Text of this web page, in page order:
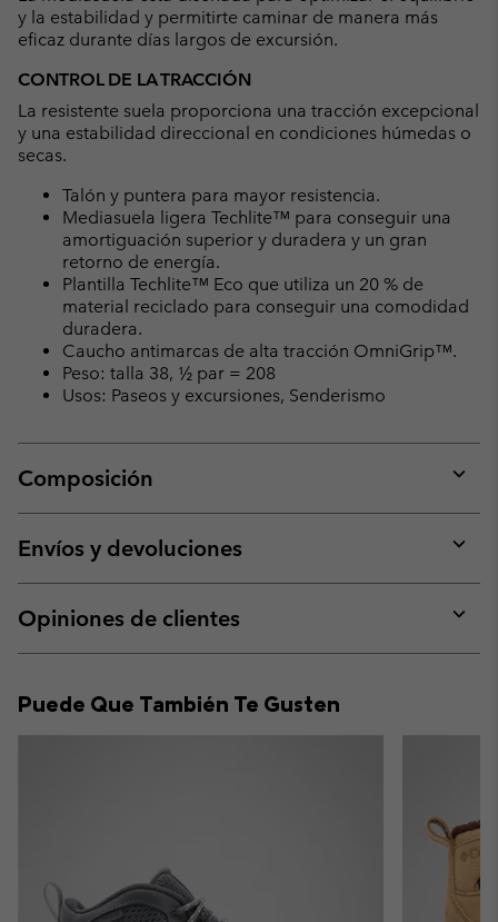
y la estabilidad y permitirte caminar de manera más
eficaz durante días largos de excursión.
CONTROL DE LA TRACCIÓN
La resistente suela proporciona una tracción excepcional
y una estabilidad direccional en condiciones húmedas o
secas.
Talón y puntera para mayor resistencia.
Mediasuela ligera Techlite™ para conseguir una
amortiguación superior y duradera y un gran
retorno de energía.
Plantilla Techlite™ Eco que utiliza un 20 % de
material reciclado para conseguir una comodidad
duradera.
Caucho antimarcas de alta tracción OmniGrip™.
Peso: talla 38, ½ par = 208
Usos: Paseos y excursiones, Senderismo
Composición
or
Envíos y devoluciones
or
Opiniones de clientes
or
Puede Que También Te Gusten